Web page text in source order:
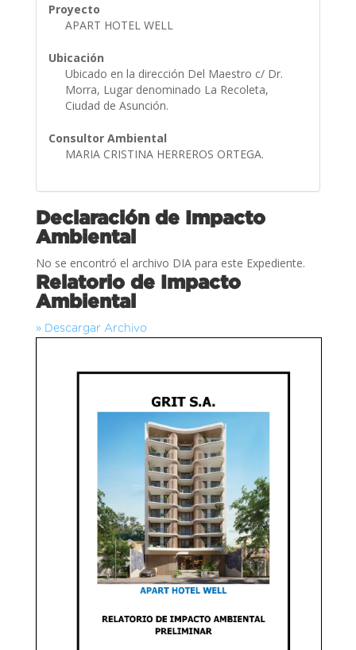
Proyecto
APART HOTEL WELL
Ubicación
Ubicado en la dirección Del Maestro c/ Dr.
Morra, Lugar denominado La Recoleta,
Ciudad de Asunción.
Consultor Ambiental
MARIA CRISTINA HERREROS ORTEGA.
Declaración de Impacto
Ambiental
No se encontró el archivo DIA para este Expediente.
Relatorio de Impacto
Ambiental
» Descargar Archivo